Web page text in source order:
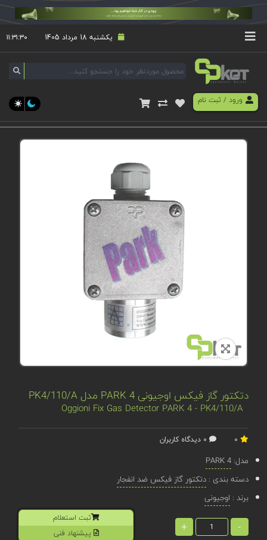
یکشنبه 18 مرداد 1405 ۱۱:۳۱:۳۰
ورود/ ثبت نام
دتکتور گاز فیکس اوجیونی PARK 4 مدل PK4/110/A
Oggioni Fix Gas Detector PARK 4 - PK4/110/A
مدل:PARK 4
دسته بندی :دتکتور گاز فیکس ضد انفجار
برند : اوجیونی
-
+
ثبت استعلام
پیشنهاد فنی